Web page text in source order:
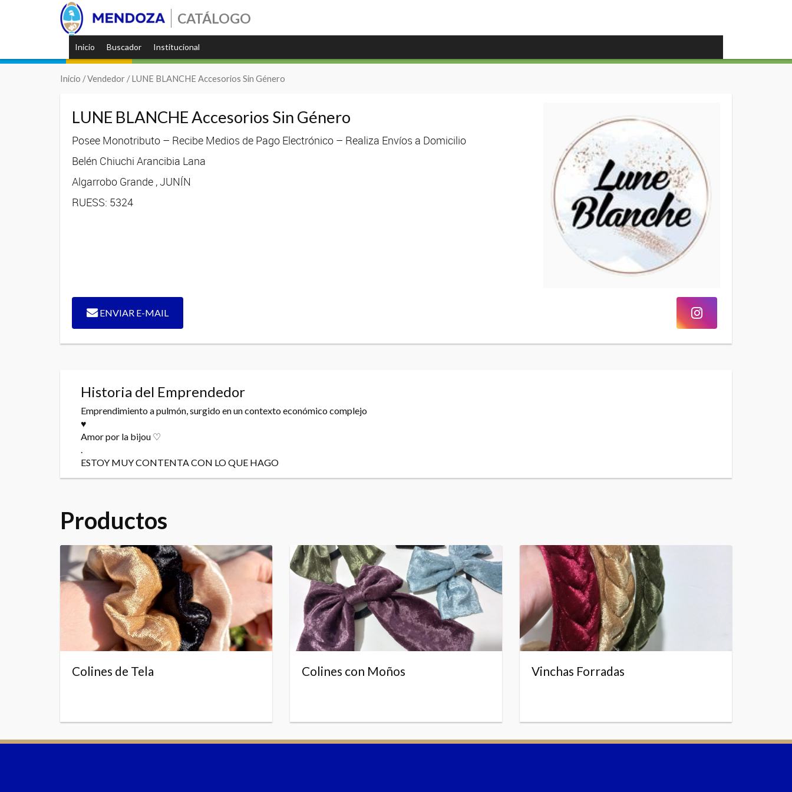
CATÁLOGO
Inicio Buscador Institucional
Inicio / Vendedor / LUNE BLANCHE Accesorios Sin Género
LUNE BLANCHE Accesorios Sin Género
Posee Monotributo – Recibe Medios de Pago Electrónico – Realiza Envíos a Domicilio
Belén Chiuchi Arancibia Lana
Algarrobo Grande , JUNÍN
RUESS: 5324
ENVIAR E-MAIL
Historia del Emprendedor
Emprendimiento a pulmón, surgido en un contexto económico complejo
♥
Amor por la bijou ♡
ESTOY MUY CONTENTA CON LO QUE HAGO
Productos
Colines de Tela Colines con Moños Vinchas Forradas